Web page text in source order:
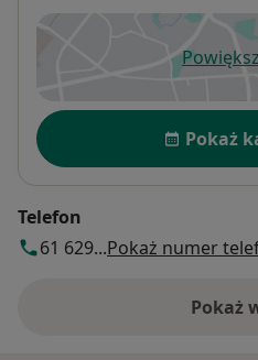
Dostępność
Pokaż
Telefon
61 629...Pokaż numer
Pokaż